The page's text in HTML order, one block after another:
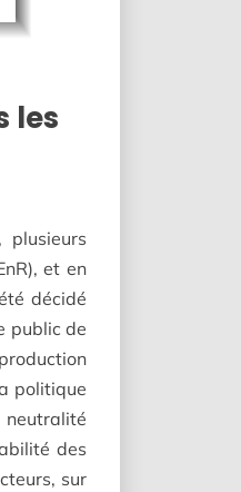
les
et en
décidé
public de
politique
neutralité
des
sur